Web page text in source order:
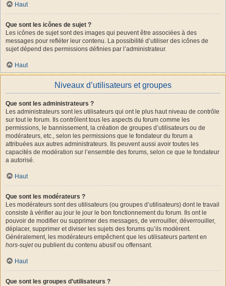
Haut
Que sont les icônes de sujet ?
Les icônes de sujet sont des images qui peuvent être associées à des
messages pour refléter leur contenu. La possibilité d’utiliser des icônes de
sujet dépend des permissions définies par l’administrateur.
Haut
Niveaux d’utilisateurs et groupes
Que sont les administrateurs ?
Les administrateurs sont les utilisateurs qui ont le plus haut niveau de contrôle
sur tout le forum. Ils contrôlent tous les aspects du forum comme les
permissions, le bannissement, la création de groupes d’utilisateurs ou de
modérateurs, etc., selon les permissions que le fondateur du forum a
attribuées aux autres administrateurs. Ils peuvent aussi avoir toutes les
capacités de modération sur l’ensemble des forums, selon ce que le fondateur
a autorisé.
Haut
Que sont les modérateurs ?
Les modérateurs sont des utilisateurs (ou groupes d’utilisateurs) dont le travail
consiste à vérifier au jour le jour le bon fonctionnement du forum. Ils ont le
pouvoir de modifier ou supprimer des messages, de verrouiller, déverrouiller,
déplacer, supprimer et diviser les sujets des forums qu’ils modèrent.
Généralement, les modérateurs empêchent que les utilisateurs partent en
hors-sujetou publient du contenu abusif ou offensant.
Haut
Que sont les groupes d’utilisateurs ?